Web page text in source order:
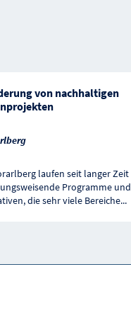
von nachhaltigen
laufen seit langer Zeit
Programme und
die sehr viele Bereiche...